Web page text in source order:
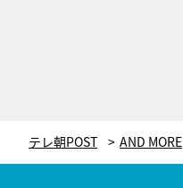
テレ朝POST AND MORE